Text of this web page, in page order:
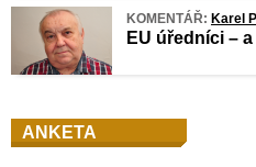
KOMENTÁŘ: Karel
EU úředníci –
ANKETA